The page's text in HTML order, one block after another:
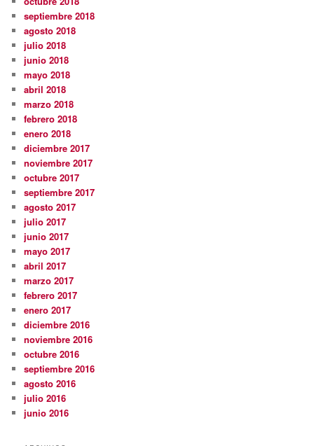
septiembre 2018
agosto 2018
julio 2018
junio 2018
mayo 2018
abril 2018
marzo 2018
febrero 2018
enero 2018
diciembre 2017
noviembre 2017
octubre 2017
septiembre 2017
agosto 2017
julio 2017
junio 2017
mayo 2017
abril 2017
marzo 2017
febrero 2017
enero 2017
diciembre 2016
noviembre 2016
octubre 2016
septiembre 2016
agosto 2016
julio 2016
junio 2016